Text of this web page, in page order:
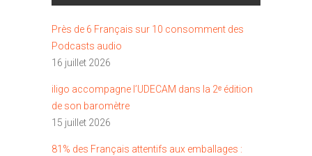
Près de 6 Français sur 10 consomment des
Podcasts audio
16 juillet 2026
iligo accompagne l’UDECAM dans la 2ᵉ édition
de son baromètre
15 juillet 2026
81% des Français attentifs aux emballages :